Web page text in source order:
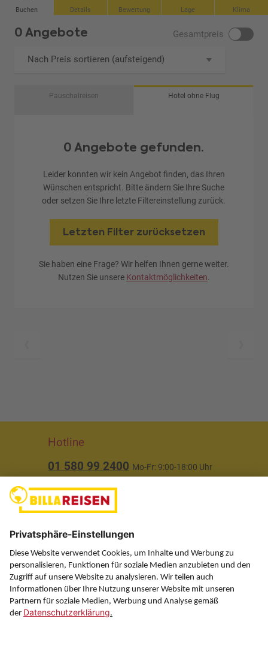
Buchen Details Bewertung Lage Klima
0 Angebote Gesamtpreis
Nach Preis sortieren (aufsteigend)
Pauschalreisen Hotel ohne Flug
0 Angebote gefunden.
Leider konnten wir kein Angebot finden, das Ihren
Wünschen entspricht. Bitte ändern Sie Ihre Suche
oder setzen Sie Ihre letzte Filtereinstellung zurück.
Letzten Filter zurücksetzen
Sie haben eine Frage? Wir helfen Ihnen gerne weiter.
Nutzen Sie unsere Kontaktmöglichkeiten.
Hotline
01 580 99 2400 Mo-Fr: 9:00-18:00 Uhr
Über uns
Service
Information
Folgen Sie uns auf